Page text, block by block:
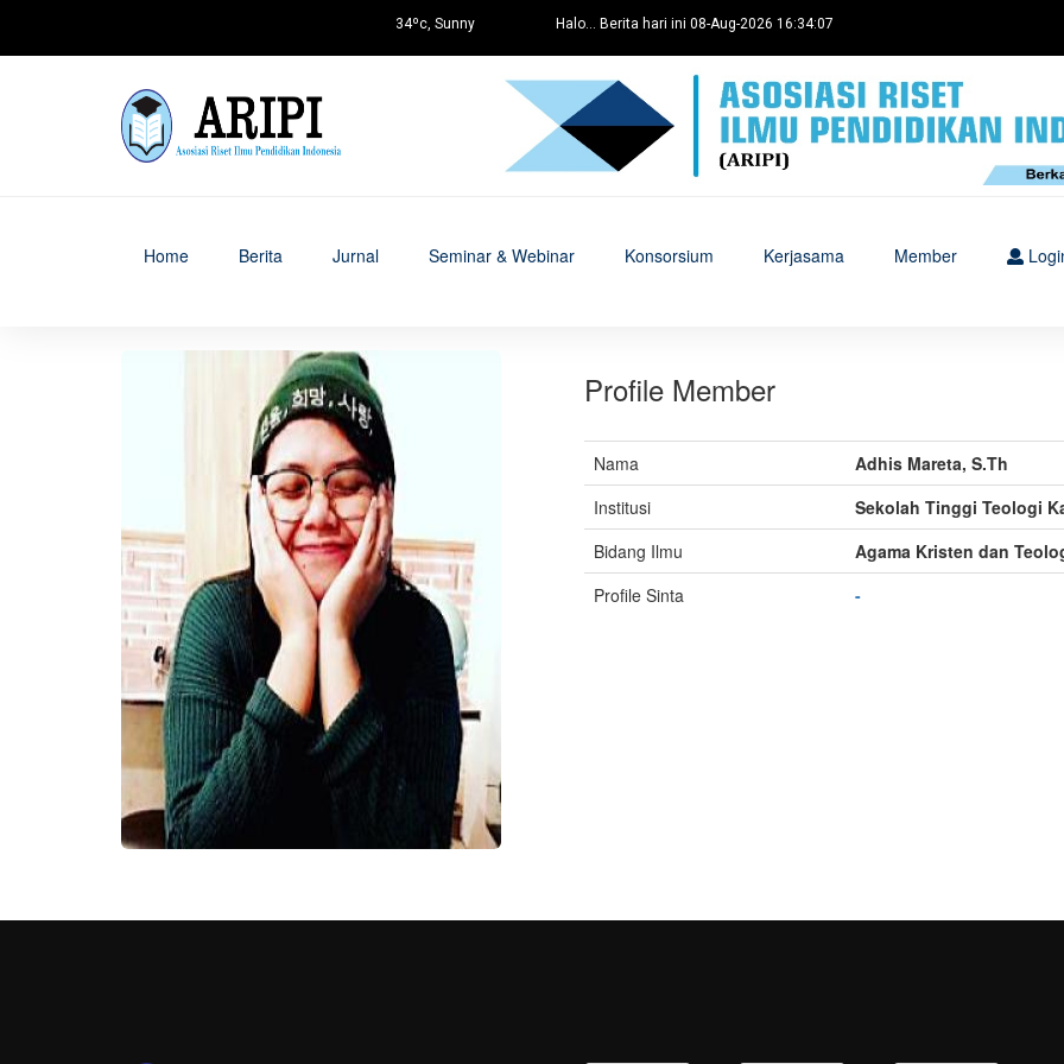
34ºc, Sunny Halo... Berita hari ini 08-Aug-2026 16:34:07
Home Berita Jurnal Seminar & Webinar Konsorsium Kerjasama Member
Profile Member
Nama
Adhis Mareta, S.Th
Institusi
Sekolah Tinggi Teologi
Bidang Ilmu
Agama Kristen dan
Profile Sinta
-